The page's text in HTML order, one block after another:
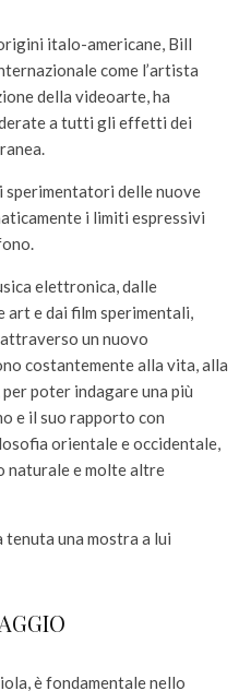
italo-americane, Bill
come l’artista
della videoarte, ha
a tutti gli effetti dei
sperimentatori delle nuove
i limiti espressivi
elettronica, dalle
e dai film sperimentali,
un nuovo
costantemente alla vita, alla
poter indagare una più
e il suo rapporto con
orientale e occidentale,
naturale e molte altre
tenuta una mostra a lui
è fondamentale nello